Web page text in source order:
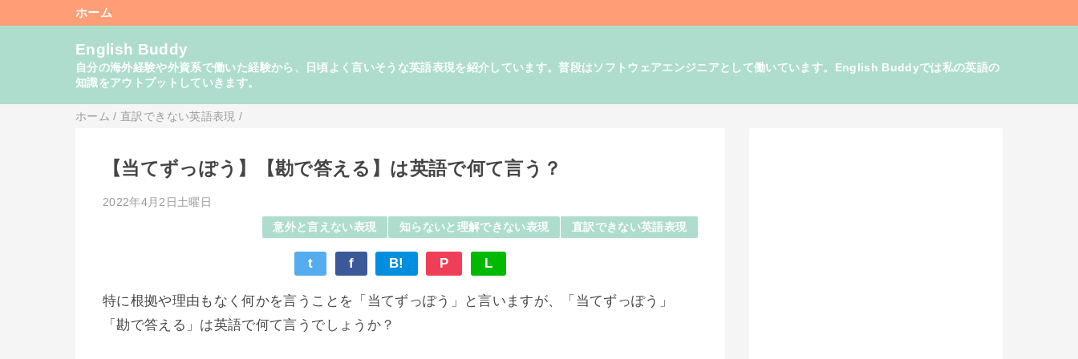
ホーム
English Buddy
自分の海外経験や外資系で働いた経験から、日頃よく言いそうな英語表現を紹介しています。普段はソフトウェアエンジニアとして働いています。English Buddyでは私の英語の
知識をアウトプットしていきます。
ホーム / 直訳できない英語表現 /
【当てずっぽう】【勘で答える】は英語で何て言う？
2022年4月2日土曜日
意外と言えない表現 知らないと理解できない表現 直訳できない英語表現
t f B! P L
特に根拠や理由もなく何かを言うことを「当てずっぽう」と言いますが、「当てずっぽう」
「勘で答える」は英語で何て言うでしょうか？